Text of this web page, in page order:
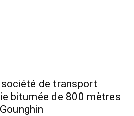
société de transport
bitumée de 800 mètres